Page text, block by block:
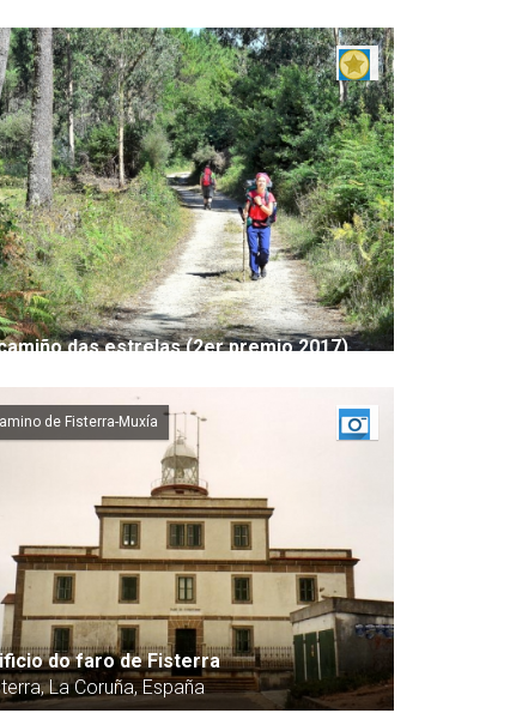
das estrelas (2er premio 2017)
de Fisterra-Muxía
do faro de Fisterra
La Coruña, España